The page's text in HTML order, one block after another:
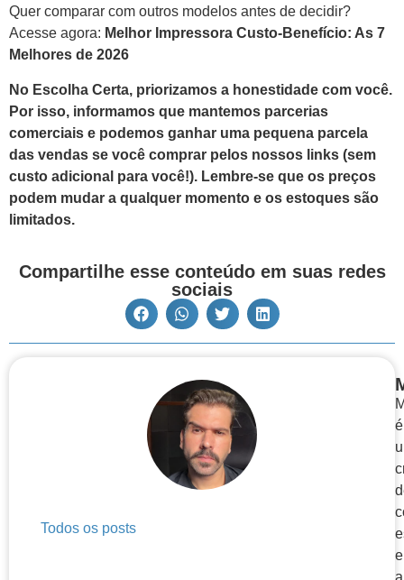
Quer comparar com outros modelos antes de decidir?
Acesse agora: Melhor Impressora Custo-Benefício: As 7
Melhores de 2026
No Escolha Certa, priorizamos a honestidade com você.
Por isso, informamos que mantemos parcerias
comerciais e podemos ganhar uma pequena parcela
das vendas se você comprar pelos nossos links (sem
custo adicional para você!). Lembre-se que os preços
podem mudar a qualquer momento e os estoques são
limitados.
Compartilhe esse conteúdo em suas redes
sociais
Todos os posts
é